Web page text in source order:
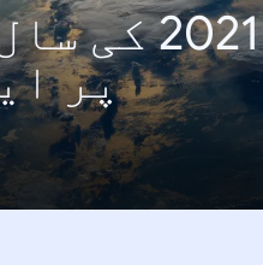
2021 کی
پر